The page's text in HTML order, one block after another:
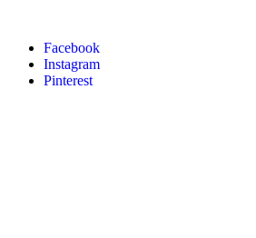
Facebook
Instagram
Pinterest